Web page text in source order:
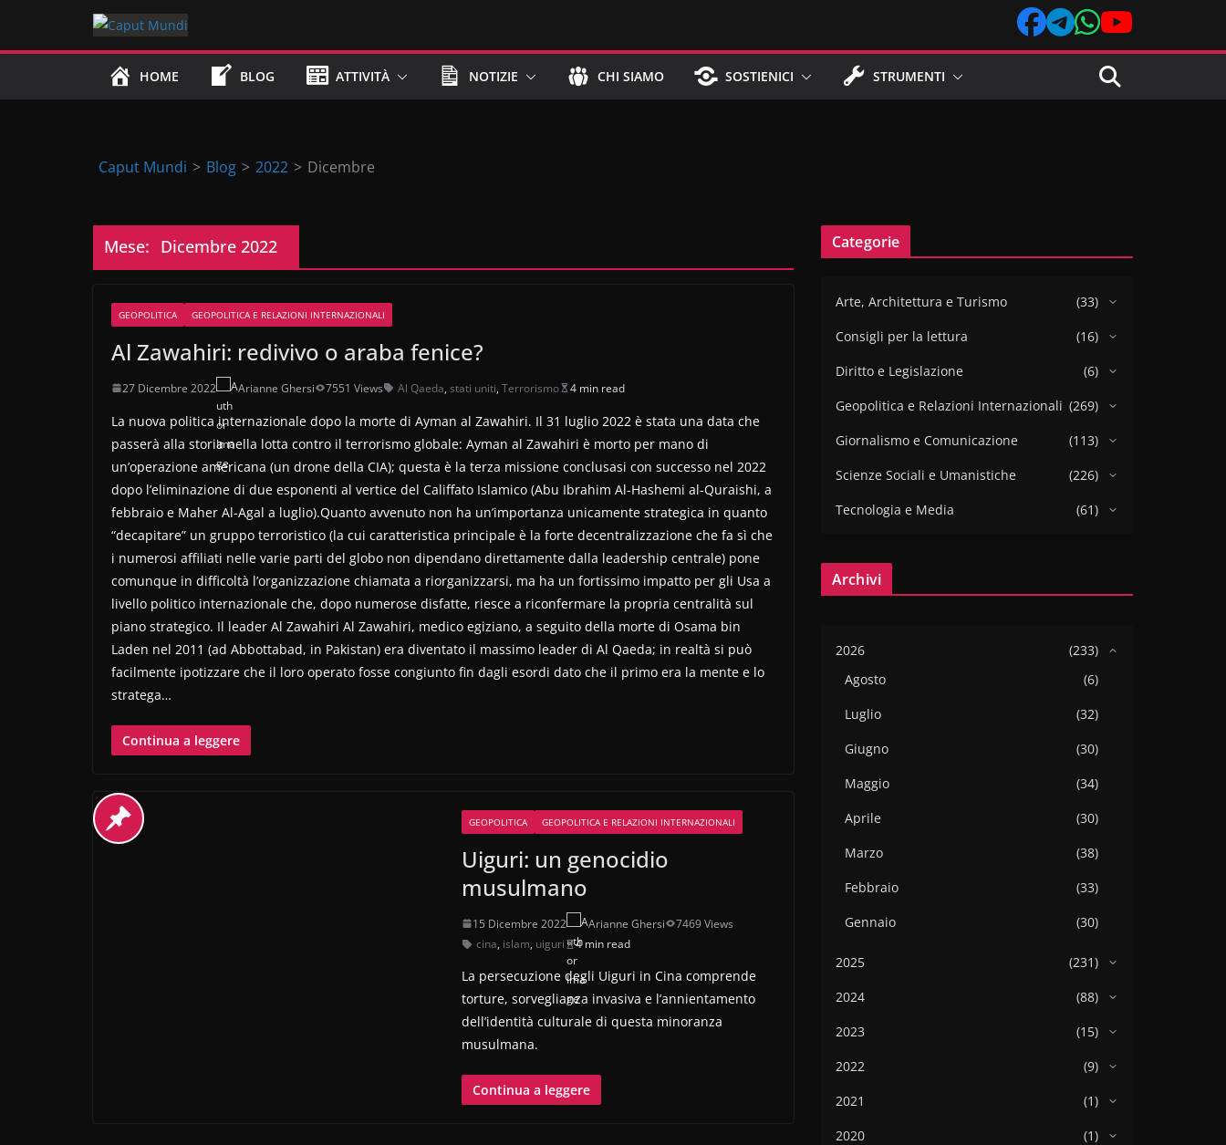
HOME BLOG ATTIVITÀ NOTIZIE CHI SIAMO SOSTIENICI STRUMENTI
Caput Mundi > Blog > 2022 > Dicembre
Mese: Dicembre 2022
GEOPOLITICA GEOPOLITICA E RELAZIONI INTERNAZIONALI
Al Zawahiri: redivivo o araba fenice?
27 Dicembre 2022 Arianne Ghersi 7551 Views Al Qaeda, stati uniti, Terrorismo 4 min read
La nuova politica internazionale dopo la morte di Ayman al Zawahiri. Il 31 luglio 2022 è stata una data che
passerà alla storia nella lotta contro il terrorismo globale: Ayman al Zawahiri è morto per mano di
un’operazione americana (un drone della CIA); questa è la terza missione conclusasi con successo nel 2022
dopo l’eliminazione di due esponenti al vertice del Califfato Islamico (Abu Ibrahim Al-Hashemi al-Quraishi, a
febbraio e Maher Al-Agal a luglio).Quanto avvenuto non ha un’importanza unicamente strategica in quanto
“decapitare” un gruppo terroristico (la cui caratteristica principale è la forte decentralizzazione che fa sì che
i numerosi affiliati nelle varie parti del globo non dipendano direttamente dalla leadership centrale) pone
comunque in difficoltà l’organizzazione chiamata a riorganizzarsi, ma ha un fortissimo impatto per gli Usa a
livello politico internazionale che, dopo numerose disfatte, riesce a riconfermare la propria centralità sul
piano strategico. Il leader Al Zawahiri Al Zawahiri, medico egiziano, a seguito della morte di Osama bin
Laden nel 2011 (ad Abbottabad, in Pakistan) era diventato il massimo leader di Al Qaeda; in realtà si può
facilmente ipotizzare che il loro operato fosse congiunto fin dagli esordi dato che il primo era la mente e lo
stratega…
Continua a leggere
GEOPOLITICA GEOPOLITICA E RELAZIONI INTERNAZIONALI
Uiguri: un genocidio
musulmano
15 Dicembre 2022 Arianne Ghersi
7469 Views
cina, islam, uiguri 4 min read
La persecuzione degli Uiguri in Cina comprende
torture, sorveglianza invasiva e l’annientamento
dell’identità culturale di questa minoranza
musulmana.
Continua a leggere
Categorie
Arte, Architettura e Turismo
(33)
Consigli per la lettura
(16)
Diritto e Legislazione
(6)
Geopolitica e Relazioni Internazionali (269)
Giornalismo e Comunicazione
(113)
Scienze Sociali e Umanistiche
(226)
Tecnologia e Media
(61)
Archivi
2026
(233)
Agosto
(6)
Luglio
(32)
Giugno
(30)
Maggio
(34)
Aprile
(30)
Marzo
(38)
Febbraio
(33)
Gennaio
(30)
2025
(231)
2024
(88)
2023
(15)
2022
(9)
2021
(1)
2020
(1)